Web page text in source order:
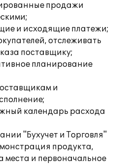
продажи
и исходящие платежи;
отслеживать
поставщику;
планирование
и
календарь расхода
"Бухучет и Торговля"
продукта,
места и первоначальное